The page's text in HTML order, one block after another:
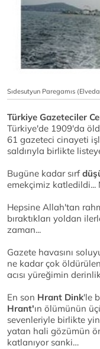
Sıdesutyun Paregamıs
Türkiye Gazeteciler
Türkiye'de 1909'da
61 gazeteci cinayeti
saldırıyla birlikte
Bugüne kadar sırf
emekçimiz katledildi...
Hepsine Allah'tan
bıraktıkları yoldan
zaman...
Gazete havasını
ne kadar çok
acısı yüreğimin
En son Hrant Dink'le
Hrant'ın ölümünün
sevenleriyle birlikte
yatan hali gözümün
katlanıyor sanki…